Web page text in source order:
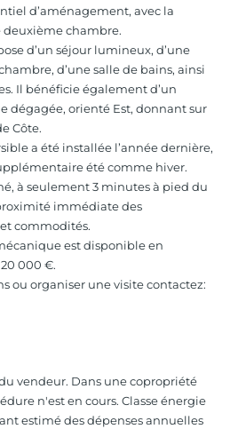
d’aménagement, avec la
deuxième chambre.
d’un séjour lumineux, d’une
d’une salle de bains, ainsi
Il bénéficie également d’un
dégagée, orienté Est, donnant sur
Côte.
a été installée l’année dernière,
été comme hiver.
à seulement 3 minutes à pied du
immédiate des
commodités.
est disponible en
000 €.
ou organiser une visite contactez:
vendeur. Dans une copropriété
n'est en cours. Classe énergie
estimé des dépenses annuelles